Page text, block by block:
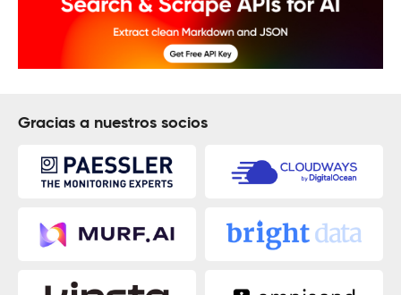
Gracias a nuestros socios